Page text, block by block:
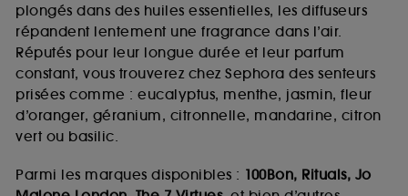
plongés dans des huiles essentielles, les diffuseurs
répandent lentement une fragrance dans l’air.
Réputés pour leur longue durée et leur parfum
constant, vous trouverez chez Sephora des senteurs
prisées comme : eucalyptus, menthe, jasmin, fleur
d’oranger, géranium, citronnelle, mandarine, citron
vert ou basilic.
Parmi les marques disponibles : 100Bon, Rituals, Jo